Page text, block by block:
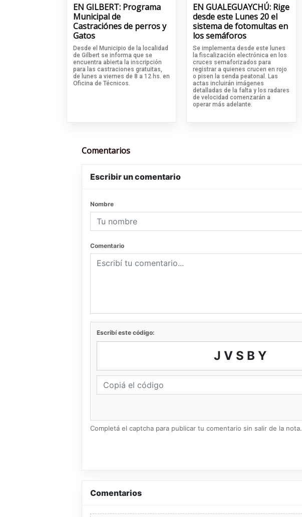
EN GILBERT: Programa
Municipal de
Castraciónes de perros y
Gatos
Desde el Municipio de la localidad
de Gilbert se informa que se
encuentra abierta la inscripción
para las castraciones gratuitas,
de lunes a viernes de 8 a 12 hs. en
Oficina de Técnicos.
EN GUALEGUAYCHÚ: Rige
desde este Lunes 20 el
sistema de fotomultas en
los semáforos
Se implementa desde este lunes
la fiscalización electrónica en los
cruces semaforizados para
registrar a quienes crucen en rojo
o pisen la senda peatonal. Las
actas incluirán imágenes
detalladas de la falta y los radares
de velocidad comenzarán a
operar más adelante.
Comentarios
Escribir un comentario
Nombre
Comentario
Escribí este código:
JVSBY
Completá el captcha para publicar tu comentario sin salir de la nota.
Comentarios